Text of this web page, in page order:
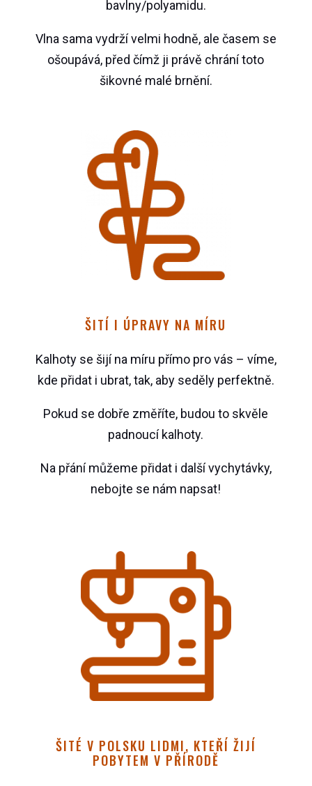
bavlny/polyamidu.
Vlna sama vydrží velmi hodně, ale časem se
ošoupává, před čímž ji právě chrání toto
šikovné malé brnění.
ŠITÍ I ÚPRAVY NA MÍRU
Kalhoty se šijí na míru přímo pro vás – víme,
kde přidat i ubrat, tak, aby seděly perfektně.
Pokud se dobře změříte, budou to skvěle
padnoucí kalhoty.
Na přání můžeme přidat i další vychytávky,
nebojte se nám napsat!
ŠITÉ V POLSKU LIDMI, KTEŘÍ ŽIJÍ
POBYTEM V PŘÍRODĚ